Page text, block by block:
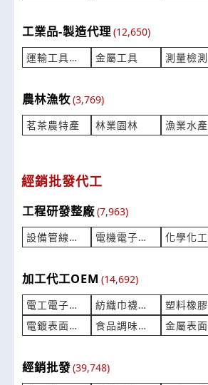
工業品-製造代理(12,650)
運輸工具零件
金屬工具
農林漁牧(3,769)
茗茶農特產
林業園林 漁業水產
經銷批發代工
工程研發整廠(7,963)
設備管線裝設
電機電子工程
加工代工OEM (14,692)
電工電子加工
紡織巾襪制服
電鍍表面處理
食品調味加工
經銷批發(39,748)